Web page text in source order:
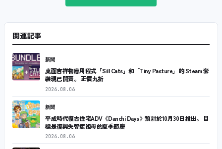
関連記事
新聞
桌面吉祥物應用程式「Sill Cats」和「Tiny Pasture」的 Steam 套
裝現已開賣。 正價九折
2026.08.06
新聞
平成時代復古住宅ADV《Danchi Days》預計於10月30日推出。 目
標是復興失智症祖母的夏季節慶
2026.08.06